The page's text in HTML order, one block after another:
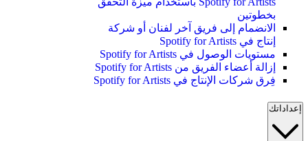
بخطوتين
الانضمام إلى فريق آخر لفنان أو شركة
إنتاج في Spotify for Artists
مستويات الوصول في Spotify for Artists
إزالة أعضاء الفريق من Spotify for Artists
فِرق شركات الإنتاج في Spotify for Artists
إعداداتك